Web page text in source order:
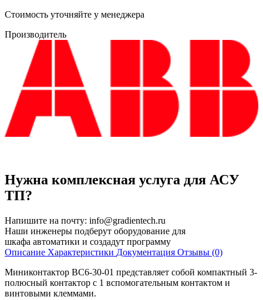
Cтоимость уточняйте у менеджера
Производитель
Нужна комплексная услуга для АСУ
ТП?
Напишите на почту: info@gradientech.ru
Наши инженеры подберут оборудование для
шкафа автоматики и создадут программу
Описание Характеристики Документация Отзывы (0)
Миниконтактор BC6-30-01 представляет собой компактный 3-
полюсный контактор с 1 вспомогательным контактом и
винтовыми клеммами.